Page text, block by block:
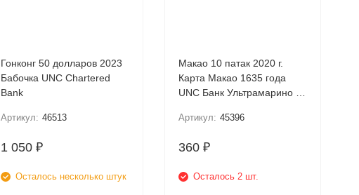
Гонконг 50 долларов 2023
Бабочка UNC Chartered
Bank
Артикул: 46513
1 050 ₽
Осталось несколько штук
Макао 10 патак 2020 г.
Карта Макао 1635 года
UNC Банк Ультрамарино /
Артикул: 45396
360₽
Осталось 2 шт.